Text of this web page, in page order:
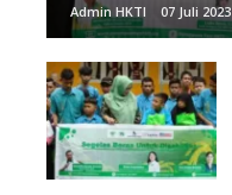
Admin HKTI 07 Juli 2023